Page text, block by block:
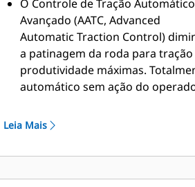
O Controle de Tração Automático
Avançado (AATC, Advanced
Automatic Traction Control)
a patinagem da roda para tração
produtividade máximas.
automático sem ação do
permite aos operadores ajustar
mínimos, ajudando a aumentar a
Leia Mais